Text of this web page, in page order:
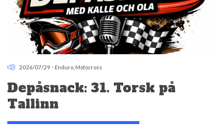
2026/07/29 - Enduro Motocross
Depåsnack: 31. Torsk på
Tallinn